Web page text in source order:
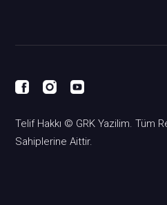
Telif Hakkı © GRK Yazilim. Tüm
Sahiplerine Aittir.